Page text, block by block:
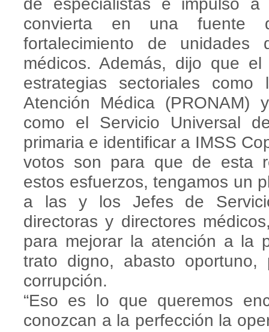
convierta en una fuente
fortalecimiento de unidades
médicos. Además, dijo que
estrategias sectoriales
Atención Médica (PRONAM)
como el Servicio Universal
primaria e identificar a IMSS
votos son para que de esta
estos esfuerzos, tengamos un
a las y los Jefes de
directoras y directores
para mejorar la atención a la
trato digno, abasto
corrupción.
“Eso es lo que queremos
conozcan a la perfección la